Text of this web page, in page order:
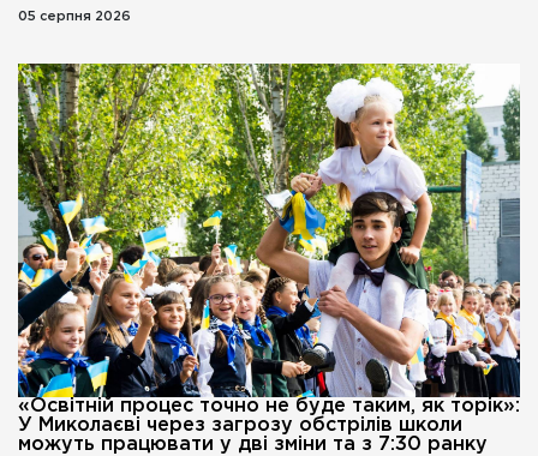
05 серпня 2026
«Освітній процес точно не буде таким, як торік»:
У Миколаєві через загрозу обстрілів школи
можуть працювати у дві зміни та з 7:30 ранку